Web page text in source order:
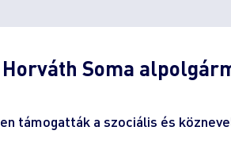
Soma
támogatták a szociális és